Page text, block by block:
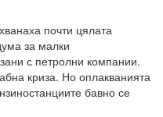
почти цялата
за малки
с петролни компании.
криза. Но оплакванията
бавно се